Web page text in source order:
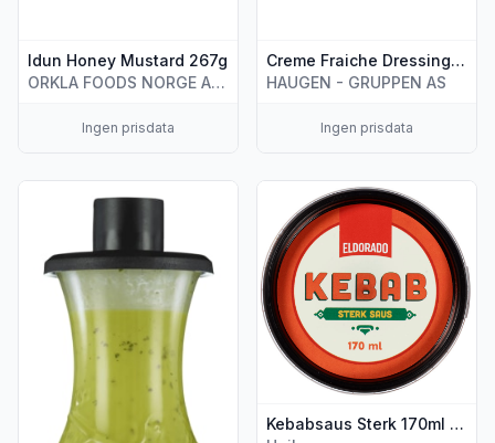
Idun Honey Mustard 267g
ORKLA FOODS NORGE AS (STABBURET)
Ingen prisdata
Creme Fraiche Dressing 235ml Kraft
HAUGEN - GRUPPEN AS
Ingen prisdata
Vis flere detaljer for produktet "Vinaigrette Pesto 300ml
Kebabsaus Sterk 170ml Eldorado
Vis flere detaljer for